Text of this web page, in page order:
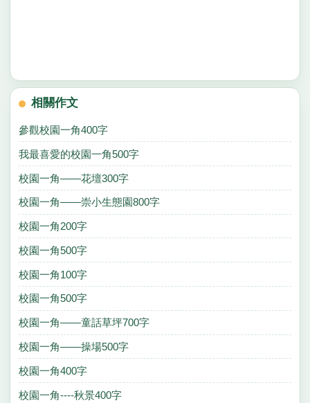
相關作文
參觀校園一角400字
我最喜愛的校園一角500字
校園一角——花壇300字
校園一角——崇小生態園800字
校園一角200字
校園一角500字
校園一角100字
校園一角500字
校園一角——童話草坪700字
校園一角——操場500字
校園一角400字
校園一角----秋景400字